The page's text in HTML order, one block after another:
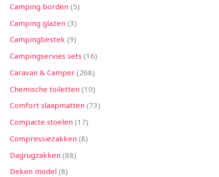
Camping borden 5
Camping glazen 3
Campingbestek 9
Campingservies sets 16
Caravan & Camper 268
Chemische toiletten 10
Comfort slaapmatten 73
Compacte stoelen 17
Compressiezakken 8
Dagrugzakken 88
Deken model 8